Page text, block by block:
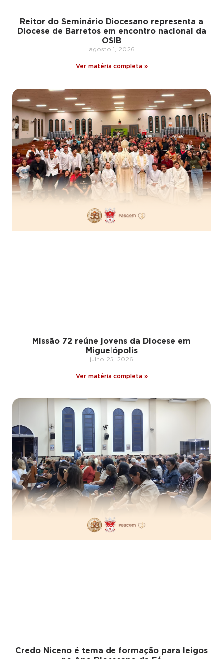
Reitor do Seminário Diocesano representa a
Diocese de Barretos em encontro nacional da
OSIB
agosto 1, 2026
Ver matéria completa »
Missão 72 reúne jovens da Diocese em
Miguelópolis
julho 25, 2026
Ver matéria completa »
Credo Niceno é tema de formação para leigos